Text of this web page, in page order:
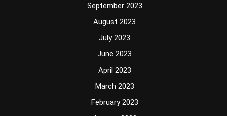
September 2023
August 2023
July 2023
June 2023
April 2023
March 2023
February 2023